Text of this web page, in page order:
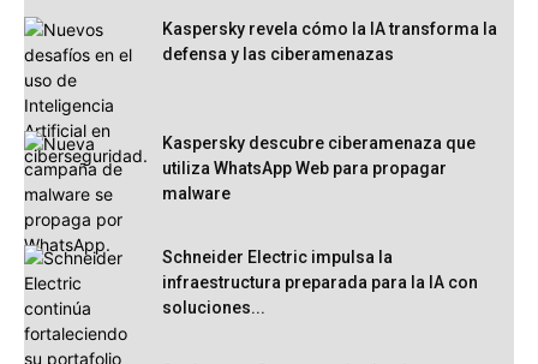
Kaspersky revela cómo la IA transforma la
defensa y las ciberamenazas
Kaspersky descubre ciberamenaza que
utiliza WhatsApp Web para propagar
malware
Schneider Electric impulsa la
infraestructura preparada para la IA con
soluciones...